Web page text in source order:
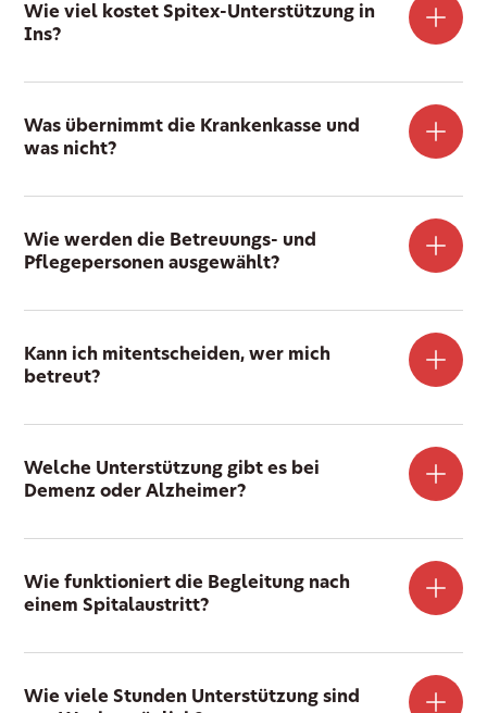
Wie viel kostet Spitex-Unterstützung in
Ins?
Was übernimmt die Krankenkasse und
was nicht?
Wie werden die Betreuungs- und
Pflegepersonen ausgewählt?
Kann ich mitentscheiden, wer mich
betreut?
Welche Unterstützung gibt es bei
Demenz oder Alzheimer?
Wie funktioniert die Begleitung nach
einem Spitalaustritt?
Wie viele Stunden Unterstützung sind